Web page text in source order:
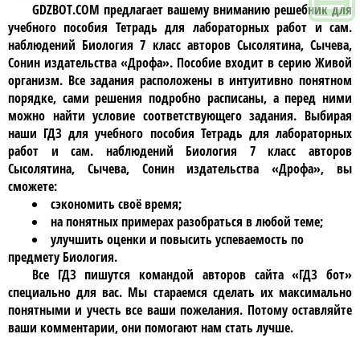
GDZBOT.COM предлагает вашему вниманию решебник для
учебного пособия Тетрадь для лабораторных работ и сам.
наблюдений Биология 7 класc авторов Сысолятина, Сычева,
Сонин издательства «Дрофа». Пособие входит в серию Живой
организм. Все задания расположены в интуитивно понятном
порядке, сами решения подробно расписаны, а перед ними
можно найти условие соответствующего задания. Выбирая
наши ГДЗ для учебного пособия Тетрадь для лабораторных
работ и сам. наблюдений Биология 7 класc авторов
Сысолятина, Сычева, Сонин издательства «Дрофа», вы
сможете:
сэкономить своё время;
на понятных примерах разобраться в любой теме;
улучшить оценки и повысить успеваемость по
предмету Биология.
Все ГДЗ пишутся командой авторов сайта «ГДЗ бот»
специально для вас. Мы стараемся сделать их максимально
понятными и учесть все ваши пожелания. Потому оставляйте
ваши комментарии, они помогают нам стать лучше.